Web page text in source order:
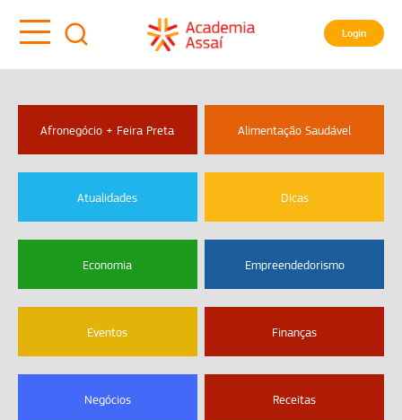
Login
Afronegócio + Feira Preta Alimentação Saudável
Atualidades Dicas
Economia Empreendedorismo
Eventos Finanças
Negócios Receitas